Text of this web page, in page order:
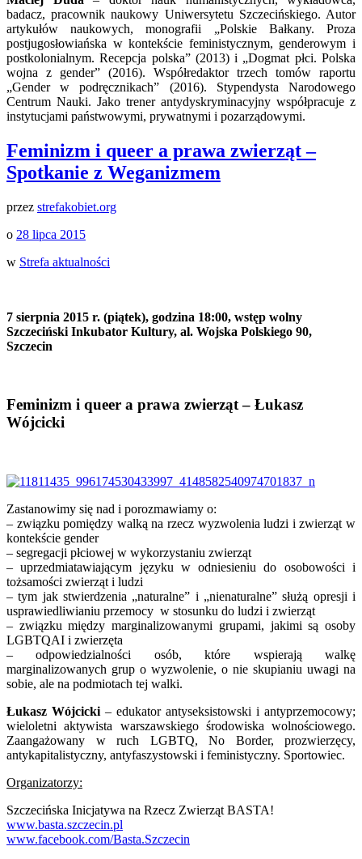
badacz, pracownik naukowy Uniwersytetu Szczecińskiego. Autor
artykułów naukowych, monografii „Polskie Bałkany. Proza
postjugosłowiańska w kontekście feministycznym, genderowym i
postkolonialnym. Recepcja polska” (2013) i „Dogmat płci. Polska
wojna z gender” (2016). Współredaktor trzech tomów raportu
„Gender w podręcznikach” (2016). Stypendysta Narodowego
Centrum Nauki. Jako trener antydyskryminacyjny współpracuje z
instytucjami państwowymi, prywatnymi i pozarządowymi.
Feminizm i queer a prawa zwierząt –
Spotkanie z Weganizmem
przez strefakobiet.org
o 28 lipca 2015
w Strefa aktualności
7 sierpnia 2015 r. (piątek), godzina 18:00, wstęp wolny
Szczeciński Inkubator Kultury, al. Wojska Polskiego 90,
Szczecin
Feminizm i queer a prawa zwierząt – Łukasz
Wójcicki
Zastanowimy się nad i porozmawiamy o:
– związku pomiędzy walką na rzecz wyzwolenia ludzi i zwierząt w
kontekście gender
– segregacji płciowej w wykorzystaniu zwierząt
– uprzedmiatawiającym języku w odniesieniu do osobowości i
tożsamości zwierząt i ludzi
– tym jak stwierdzenia „naturalne” i „nienaturalne” służą opresji i
usprawiedliwianiu przemocy w stosunku do ludzi i zwierząt
– związku między marginalizowanymi grupami, jakimi są osoby
LGBTQAI i zwierzęta
– odpowiedzialności osób, które wspierają walkę
marginalizowanych grup o wyzwolenie, o nie skupianiu uwagi na
sobie, ale na podmiotach tej walki.
Łukasz Wójcicki – edukator antyseksistowski i antyprzemocowy;
wieloletni aktywista warszawskiego środowiska wolnościowego.
Zaangażowany w ruch LGBTQ, No Border, prozwierzęcy,
antykapitalistyczny, antyfaszystowski i feministyczny. Sportowiec.
Organizatorzy:
Szczecińska Inicjatywa na Rzecz Zwierząt BASTA!
www.basta.szczecin.pl
www.facebook.com/Basta.Szczecin